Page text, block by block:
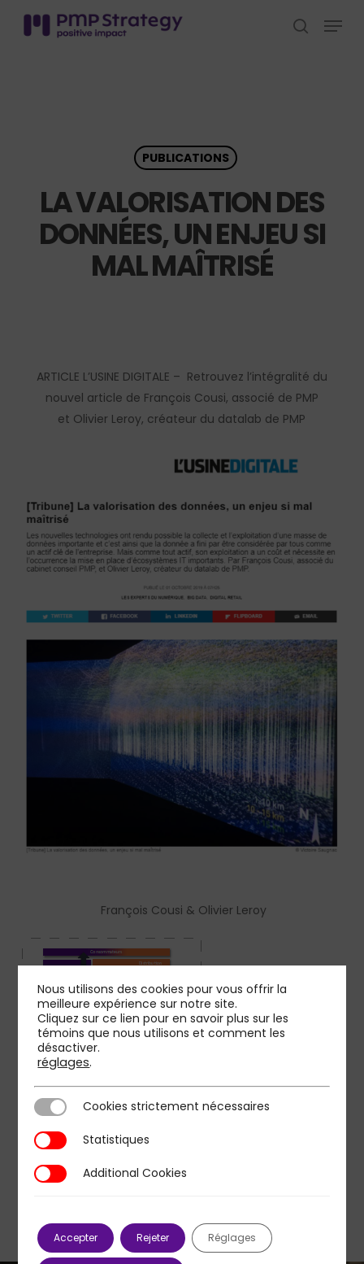
search
Menu
PUBLICATIONS
LA VALORISATION DES
DONNÉES, UN ENJEU SI
MAL MAÎTRISÉ
ARTICLE L’USINE DIGITALE – Retrouvez l’intégralité du
nouvel article de François Cousi, associé de PMP
et Olivier Leroy, créateur du datalab de PMP
François Cousi & Olivier Leroy
Nous utilisons des cookies pour vous offrir la
meilleure expérience sur notre site.
Cliquez sur ce lien pour en savoir plus sur les
témoins que nous utilisons et comment les
désactiver.
réglages.
Cookies strictement nécessaires
Cookies strictement nécessaires
StatistiquesStatistiques
Additional Cookies
Additional Cookies
Accepter Rejeter Réglages